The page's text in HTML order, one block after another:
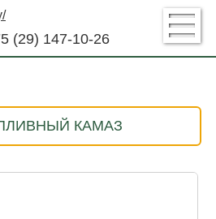
(29) 147-10-26
КАМАЗ